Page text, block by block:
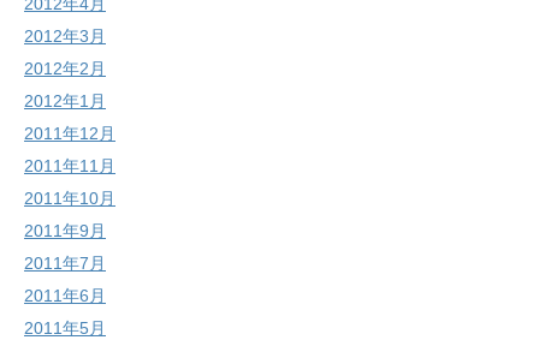
2012年3月
2012年2月
2012年1月
2011年12月
2011年11月
2011年10月
2011年9月
2011年7月
2011年6月
2011年5月